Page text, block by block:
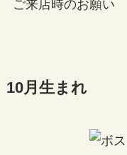
ご来店時のお願い
10月生まれ